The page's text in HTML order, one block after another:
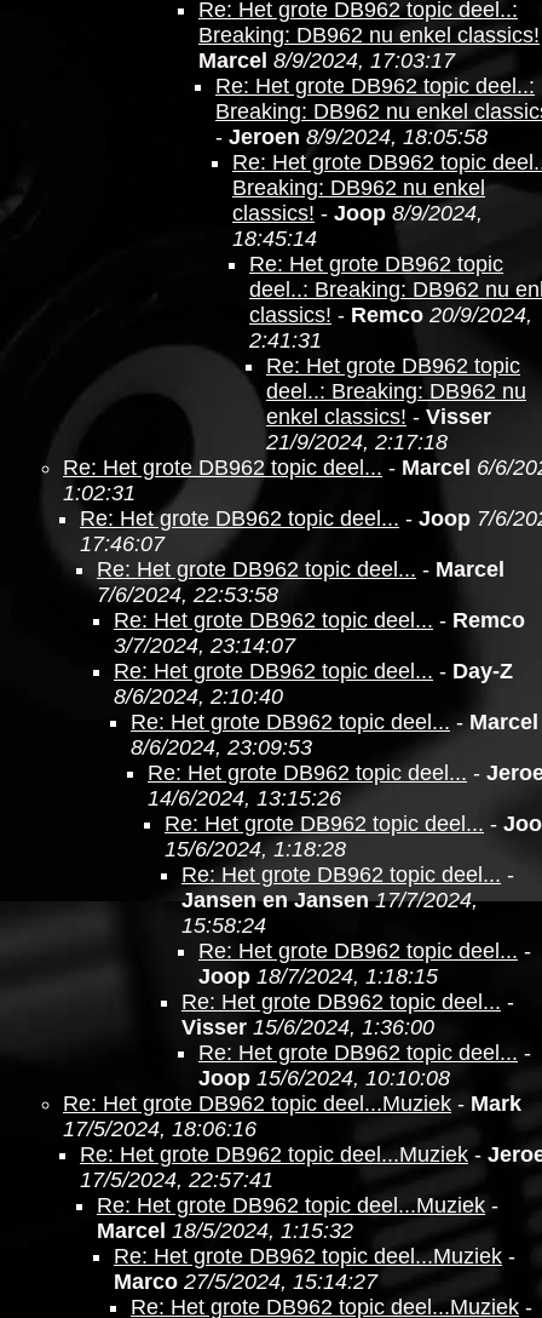
Re: Het grote DB962 topic deel..:
Breaking: DB962 nu enkel classics!
Marcel 8/9/2024, 17:03:17
Re: Het grote DB962 topic deel..:
Breaking: DB962 nu enkel
- Jeroen 8/9/2024, 18:05:58
Re: Het grote DB962 topic
Breaking: DB962 nu enkel
classics! - Joop 8/9/2024,
18:45:14
Re: Het grote DB962 topic
deel..: Breaking: DB962 nu
classics! - Remco 20/9/2024,
2:41:31
Re: Het grote DB962 topic
deel..: Breaking: DB962 nu
enkel classics! - Visser
21/9/2024, 2:17:18
Re: Het grote DB962 topic deel... - Marcel 6/6/
1:02:31
Re: Het grote DB962 topic deel... - Joop 7/6/
17:46:07
Re: Het grote DB962 topic deel... - Marcel
7/6/2024, 22:53:58
Re: Het grote DB962 topic deel... - Remco
3/7/2024, 23:14:07
Re: Het grote DB962 topic deel... - Day-Z
8/6/2024, 2:10:40
Re: Het grote DB962 topic deel... - Marcel
8/6/2024, 23:09:53
Re: Het grote DB962 topic deel... -
14/6/2024, 13:15:26
Re: Het grote DB962 topic deel... -
15/6/2024, 1:18:28
Re: Het grote DB962 topic deel... -
Jansen en Jansen 17/7/2024,
15:58:24
Re: Het grote DB962 topic deel... -
Joop 18/7/2024, 1:18:15
Re: Het grote DB962 topic deel... -
Visser 15/6/2024, 1:36:00
Re: Het grote DB962 topic deel... -
Joop 15/6/2024, 10:10:08
Re: Het grote DB962 topic deel...Muziek - Mark
17/5/2024, 18:06:16
Re: Het grote DB962 topic deel...Muziek -
17/5/2024, 22:57:41
Re: Het grote DB962 topic deel...Muziek -
Marcel 18/5/2024, 1:15:32
Re: Het grote DB962 topic deel...Muziek -
Marco 27/5/2024, 15:14:27
Re: Het grote DB962 topic deel...Muziek -